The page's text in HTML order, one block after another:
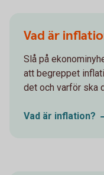
Vad är
Slå på
att begreppet
det och varför ska
Vad är inflation?